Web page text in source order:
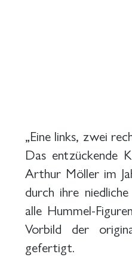
„Eine links, zwei
Das entzückende
Arthur Möller im
durch ihre
alle Hummel-
Vorbild der
gefertigt.